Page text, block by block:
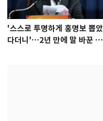
'스스로 투명하게 홍명보 뽑았
다더니'…2년 만에 말 바꾼 이